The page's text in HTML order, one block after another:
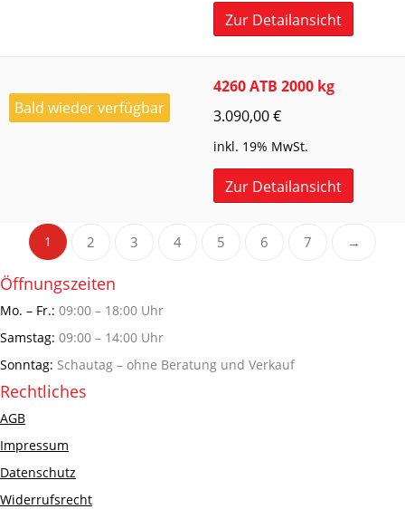
Zur Detailansicht
Bald wieder verfügbar
4260 ATB 2000 kg
3.090,00€
inkl. 19% MwSt.
Zur Detailansicht
1 2 3 4 5 6 7 →
Öffnungszeiten
Mo. – Fr.: 09:00 – 18:00 Uhr
Samstag: 09:00 – 14:00 Uhr
Sonntag: Schautag – ohne Beratung und Verkauf
Rechtliches
AGB
Impressum
Datenschutz
Widerrufsrecht